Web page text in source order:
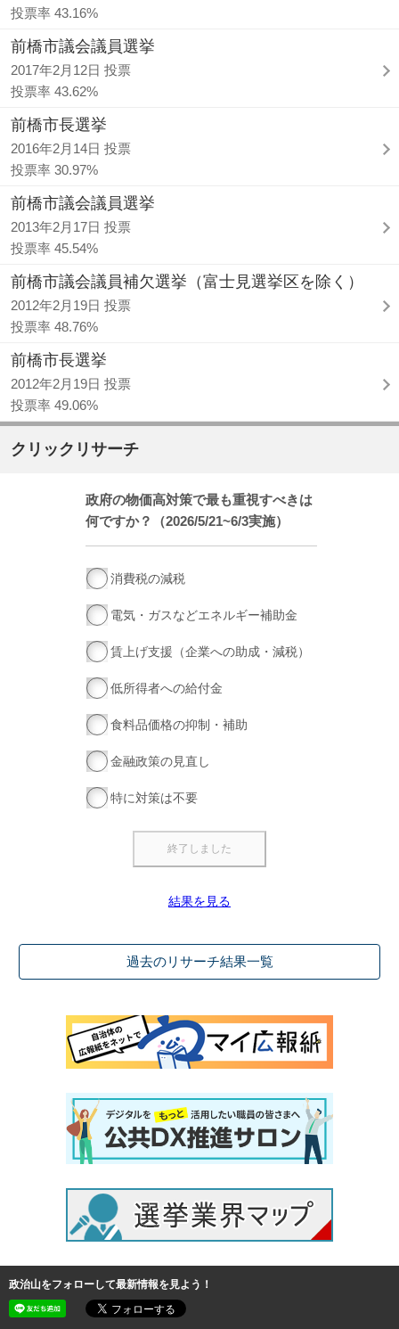
投票率 43.16%
前橋市議会議員選挙
2017年2月12日 投票
投票率 43.62%
前橋市長選挙
2016年2月14日 投票
投票率 30.97%
前橋市議会議員選挙
2013年2月17日 投票
投票率 45.54%
前橋市議会議員補欠選挙（富士見選挙区を除く）
2012年2月19日 投票
投票率 48.76%
前橋市長選挙
2012年2月19日 投票
投票率 49.06%
クリックリサーチ
政府の物価高対策で最も重視すべきは
何ですか？（2026/5/21~6/3実施）
消費税の減税
電気・ガスなどエネルギー補助金
賃上げ支援（企業への助成・減税）
低所得者への給付金
食料品価格の抑制・補助
金融政策の見直し
特に対策は不要
結果を見る
過去のリサーチ結果一覧
政治山をフォローして最新情報を見よう！